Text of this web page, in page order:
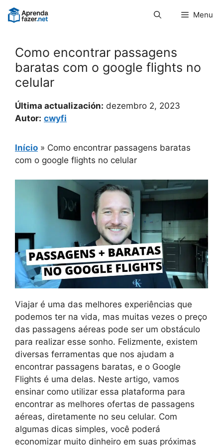
Pular
para
Menu
Como encontrar passagens
baratas com o google flights no
celular
Última actualización: dezembro 2, 2023
Autor: cwyfi
Início » Como encontrar passagens baratas
com o google flights no celular
Viajar é uma das melhores experiências que
podemos ter na vida, mas muitas vezes o preço
das passagens aéreas pode ser um obstáculo
para realizar esse sonho. Felizmente, existem
diversas ferramentas que nos ajudam a
encontrar passagens baratas, e o Google
Flights é uma delas. Neste artigo, vamos
ensinar como utilizar essa plataforma para
encontrar as melhores ofertas de passagens
aéreas, diretamente no seu celular. Com
algumas dicas simples, você poderá
economizar muito dinheiro em suas próximas